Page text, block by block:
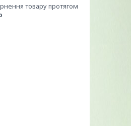
товару протягом